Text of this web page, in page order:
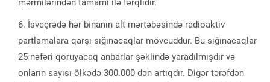
mərmilərindən tamamı ilə fərqlidir.
İsveçrədə hər binanın alt mərtəbəsində radioaktiv
partlamalara qarşı sığınacaqlar mövcuddur. Bu sığınacaqlar
25 nəfəri qoruyacaq anbarlar şəklində yaradılmışdır və
onların sayısı ölkədə 300.000 dən artıqdır. Digər tərəfdən